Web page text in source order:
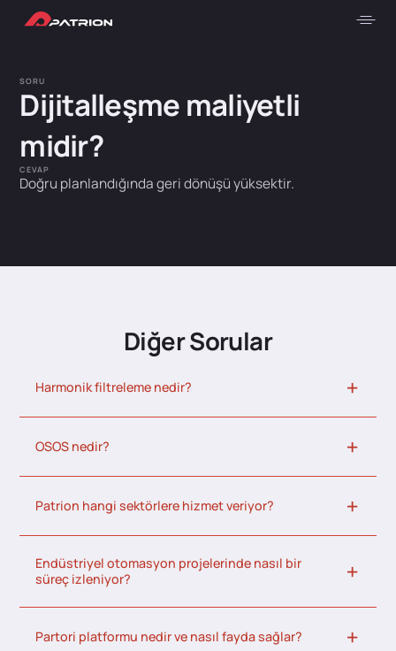
SORU
Dijitalleşme maliyetli
midir?
CEVAP
Doğru planlandığında geri dönüşü yüksektir.
Diğer Sorular
Harmonik filtreleme nedir?
OSOS nedir?
Patrion hangi sektörlere hizmet veriyor?
Endüstriyel otomasyon projelerinde nasıl bir
süreç izleniyor?
Partori platformu nedir ve nasıl fayda sağlar?